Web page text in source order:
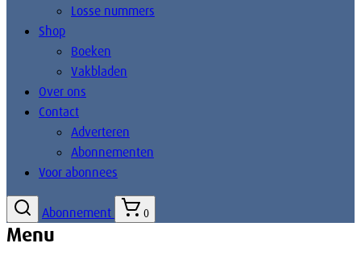
Losse nummers
Shop
Boeken
Vakbladen
Over ons
Contact
Adverteren
Abonnementen
Voor abonnees
Abonnement 0
Menu